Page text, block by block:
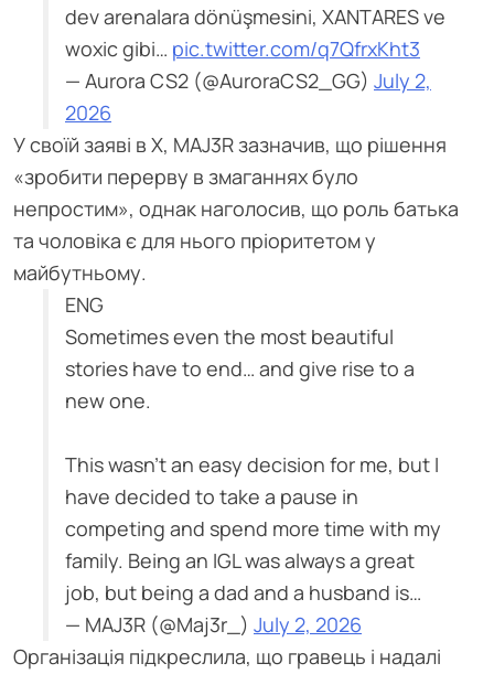
dev arenalara dönüşmesini, XANTARES ve
woxic gibi… pic.twitter.com/q7QfrxKht3
— Aurora CS2 (@AuroraCS2_GG) July 2,
2026
У своїй заяві в X, MAJ3R зазначив, що рішення
«зробити перерву в змаганнях було
непростим», однак наголосив, що роль батька
та чоловіка є для нього пріоритетом у
майбутньому.
ENG
Sometimes even the most beautiful
stories have to end… and give rise to a
new one.
This wasn’t an easy decision for me, but I
have decided to take a pause in
competing and spend more time with my
family. Being an IGL was always a great
job, but being a dad and a husband is…
— MAJ3R (@Maj3r_) July 2, 2026
Організація підкреслила, що гравець і надалі